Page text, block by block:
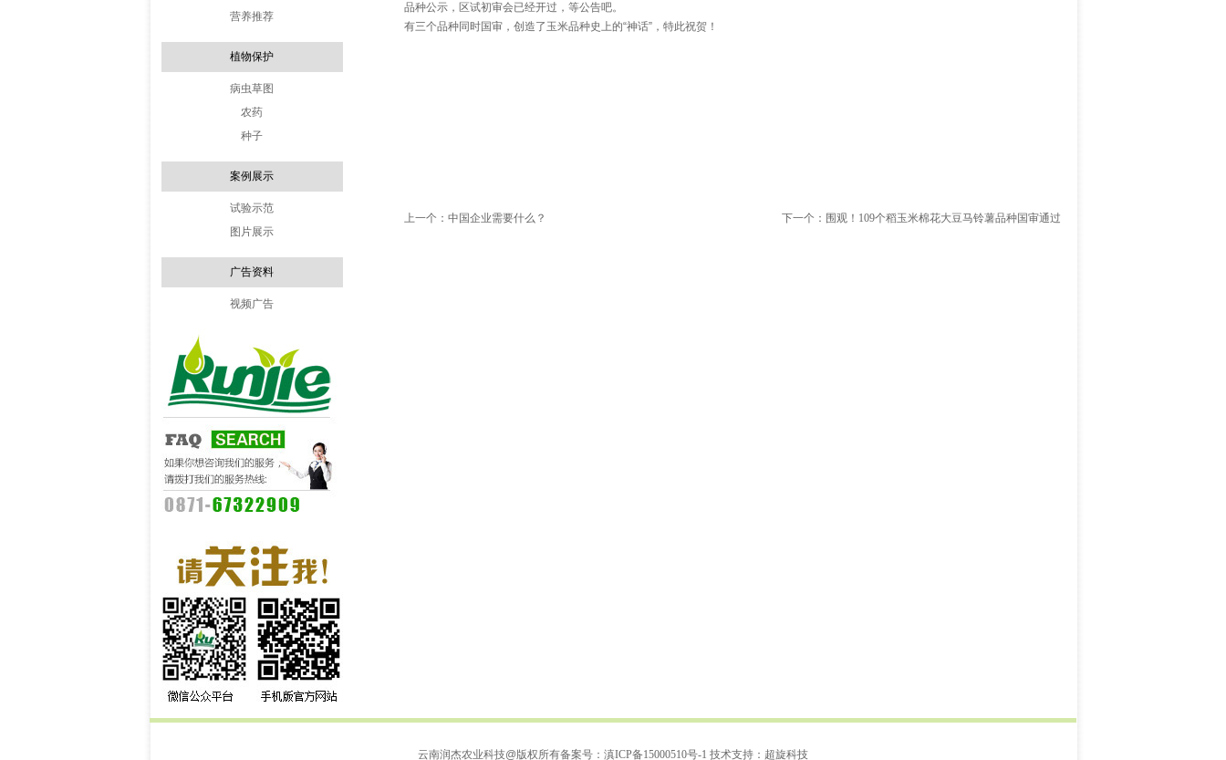
营养推荐
植物保护
病虫草图
农药
种子
案例展示
试验示范
图片展示
广告资料
视频广告
品种公示，区试初审会已经开过，等公告吧。
有三个品种同时国审，创造了玉米品种史上的“神话”，特此祝贺！
上一个：中国企业需要什么？ 下一个：围观！109个稻玉米棉花大豆马铃薯品种国审通过
云南润杰农业科技@版权所有备案号：滇ICP备15000510号-1 技术支持： 超旋科技